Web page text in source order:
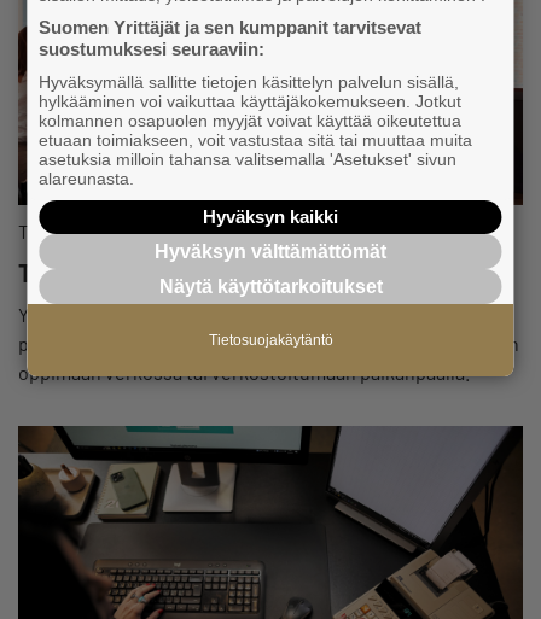
Tapahtuma
Tervetuloa verkostoitumaan tapahtumiimme
Yrittäjät järjestävät vuosittain yli 1800 tapahtumaa
paikallisesti, alueellisesti ja valtakunnallisesti! Tule mukaan
oppimaan verkossa tai verkostoitumaan paikanpäällä.
Suomen Yrittäjät ja sen kumppanit tarvitsevat
suostumuksesi seuraaviin:
Hyväksymällä sallitte tietojen käsittelyn palvelun sisällä,
hylkääminen voi vaikuttaa käyttäjäkokemukseen. Jotkut
kolmannen osapuolen myyjät voivat käyttää oikeutettua
etuaan toimiakseen, voit vastustaa sitä tai muuttaa muita
asetuksia milloin tahansa valitsemalla 'Asetukset' sivun
alareunasta.
Hyväksyn kaikki
Hyväksyn välttämättömät
Näytä käyttötarkoitukset
Tietosuojakäytäntö